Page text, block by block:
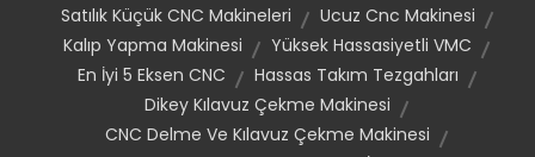
Satılık Küçük CNC Makineleri
Ucuz Cnc Makinesi
Kalıp Yapma Makinesi
Yüksek Hassasiyetli VMC
En İyi 5 Eksen CNC
Hassas Takım Tezgahları
Dikey Kılavuz Çekme Makinesi
CNC Delme Ve Kılavuz Çekme Makinesi